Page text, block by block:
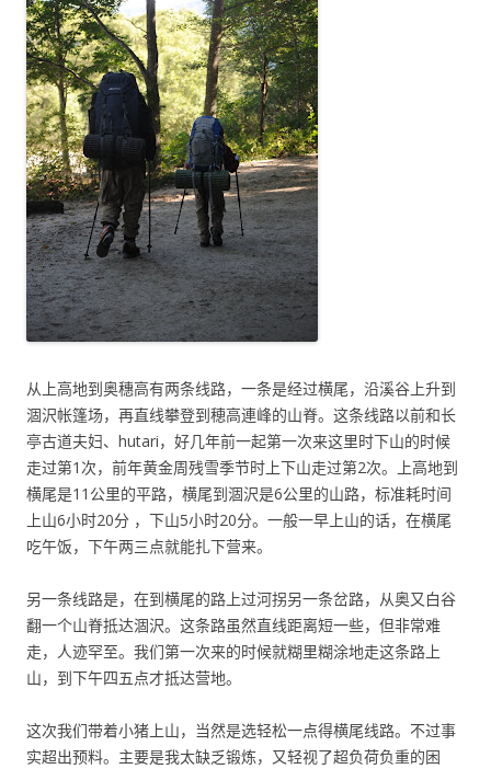
从上高地到奥穗高有两条线路，一条是经过横尾，沿溪谷上升到
涸沢帐篷场，再直线攀登到穂高連峰的山脊。这条线路以前和长
亭古道夫妇、hutari，好几年前一起第一次来这里时下山的时候
走过第1次，前年黄金周残雪季节时上下山走过第2次。上高地到
横尾是11公里的平路，横尾到涸沢是6公里的山路，标准耗时间
上山6小时20分 ，下山5小时20分。一般一早上山的话，在横尾
吃午饭，下午两三点就能扎下营来。
另一条线路是，在到横尾的路上过河拐另一条岔路，从奥又白谷
翻一个山脊抵达涸沢。这条路虽然直线距离短一些，但非常难
走，人迹罕至。我们第一次来的时候就糊里糊涂地走这条路上
山，到下午四五点才抵达营地。
这次我们带着小猪上山，当然是选轻松一点得横尾线路。不过事
实超出预料。主要是我太缺乏锻炼，又轻视了超负荷负重的困